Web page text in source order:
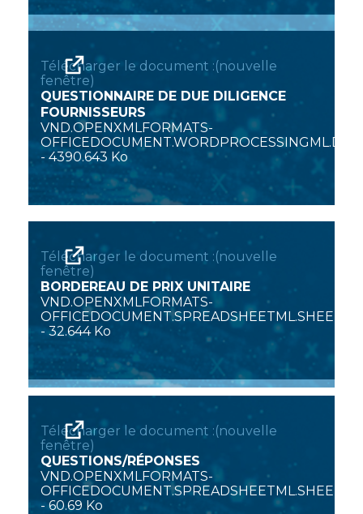
Télécharger le document :(nouvelle
fenêtre)
QUESTIONNAIRE DE DUE DILIGENCE
FOURNISSEURS
VND.OPENXMLFORMATS-
- 4390.643 Ko
Télécharger le document :(nouvelle
fenêtre)
BORDEREAU DE PRIX UNITAIRE
VND.OPENXMLFORMATS-
OFFICEDOCUMENT.SPREADSHEETML.SHEET
-32.644 Ko
Télécharger le document :(nouvelle
fenêtre)
QUESTIONS/RÉPONSES
VND.OPENXMLFORMATS-
OFFICEDOCUMENT.SPREADSHEETML.SHEET
-60.69 Ko